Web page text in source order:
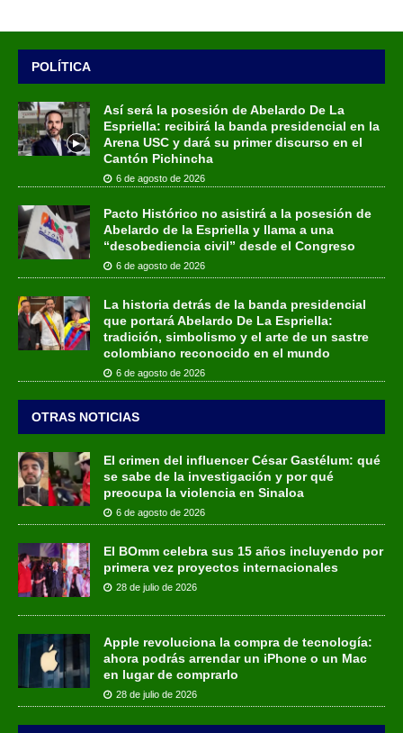
POLÍTICA
Así será la posesión de Abelardo De La
Espriella: recibirá la banda presidencial en la
Arena USC y dará su primer discurso en el
Cantón Pichincha
6 de agosto de 2026
Pacto Histórico no asistirá a la posesión de
Abelardo de la Espriella y llama a una
“desobediencia civil” desde el Congreso
6 de agosto de 2026
La historia detrás de la banda presidencial
que portará Abelardo De La Espriella:
tradición, simbolismo y el arte de un sastre
colombiano reconocido en el mundo
6 de agosto de 2026
OTRAS NOTICIAS
El crimen del influencer César Gastélum: qué
se sabe de la investigación y por qué
preocupa la violencia en Sinaloa
6 de agosto de 2026
El BOmm celebra sus 15 años incluyendo por
primera vez proyectos internacionales
28 de julio de 2026
Apple revoluciona la compra de tecnología:
ahora podrás arrendar un iPhone o un Mac
en lugar de comprarlo
28 de julio de 2026